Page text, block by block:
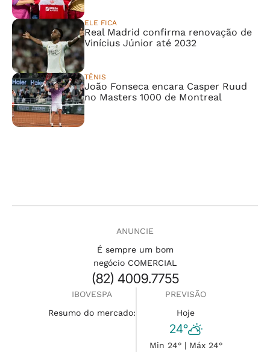
ELE FICA
Real Madrid confirma renovação de
Vinícius Júnior até 2032
TÊNIS
João Fonseca encara Casper Ruud
no Masters 1000 de Montreal
ANUNCIE
É sempre um bom
negócio COMERCIAL
(82) 4009.7755
IBOVESPA
Resumo do mercado:
PREVISÃO
Hoje
24°
Min 24° | Máx 24°